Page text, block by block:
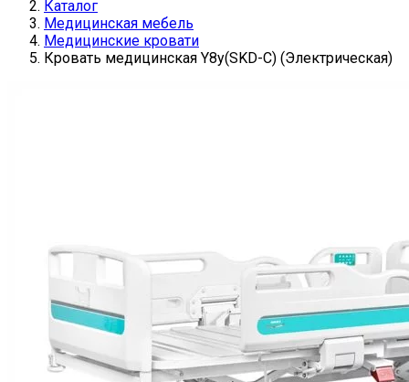
Каталог
Медицинская мебель
Медицинские кровати
Кровать медицинская Y8y(SKD-C) (Электрическая)